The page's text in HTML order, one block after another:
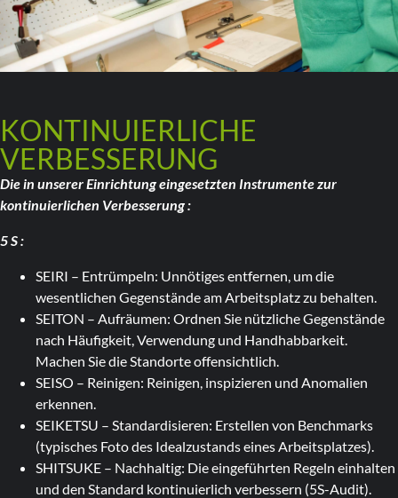
KONTINUIERLICHE
VERBESSERUNG
Die in unserer Einrichtung eingesetzten Instrumente zur
kontinuierlichen Verbesserung :
5 S :
SEIRI – Entrümpeln: Unnötiges entfernen, um die
wesentlichen Gegenstände am Arbeitsplatz zu behalten.
SEITON – Aufräumen: Ordnen Sie nützliche Gegenstände
nach Häufigkeit, Verwendung und Handhabbarkeit.
Machen Sie die Standorte offensichtlich.
SEISO – Reinigen: Reinigen, inspizieren und Anomalien
erkennen.
SEIKETSU – Standardisieren: Erstellen von Benchmarks
(typisches Foto des Idealzustands eines Arbeitsplatzes).
SHITSUKE – Nachhaltig: Die eingeführten Regeln einhalten
und den Standard kontinuierlich verbessern (5S-Audit).